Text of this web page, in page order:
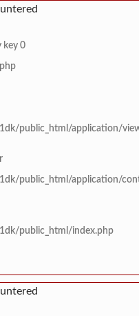
key 0
public_html/application/
public_html/application/
public_html/index.php